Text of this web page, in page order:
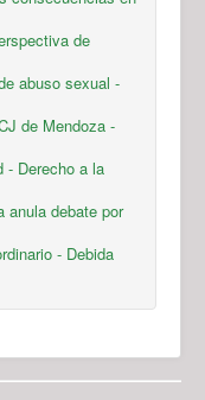
de
abuso sexual -
de Mendoza -
- Derecho a la
anula debate por
- Debida